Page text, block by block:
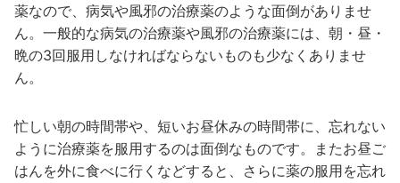
薬なので、病気や風邪の治療薬のような面倒がありませ
ん。一般的な病気の治療薬や風邪の治療薬には、朝・昼・
晩の3回服用しなければならないものも少なくありませ
ん。
忙しい朝の時間帯や、短いお昼休みの時間帯に、忘れない
ように治療薬を服用するのは面倒なものです。またお昼ご
はんを外に食べに行くなどすると、さらに薬の服用を忘れ